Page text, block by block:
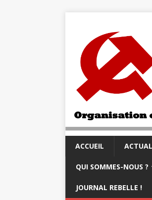
ACCUEIL
QUI SOMMES-NOUS ?
JOURNAL REBELLE !